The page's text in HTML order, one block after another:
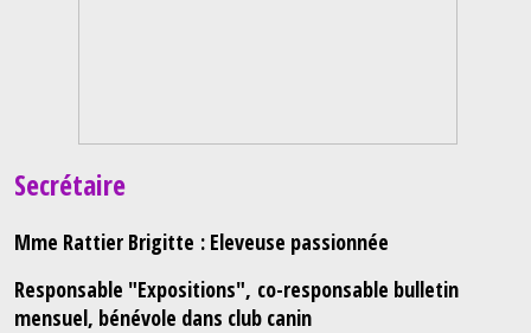
Secrétaire
Mme Rattier Brigitte : Eleveuse passionnée
Responsable "Expositions", co-responsable bulletin
mensuel, bénévole dans club canin